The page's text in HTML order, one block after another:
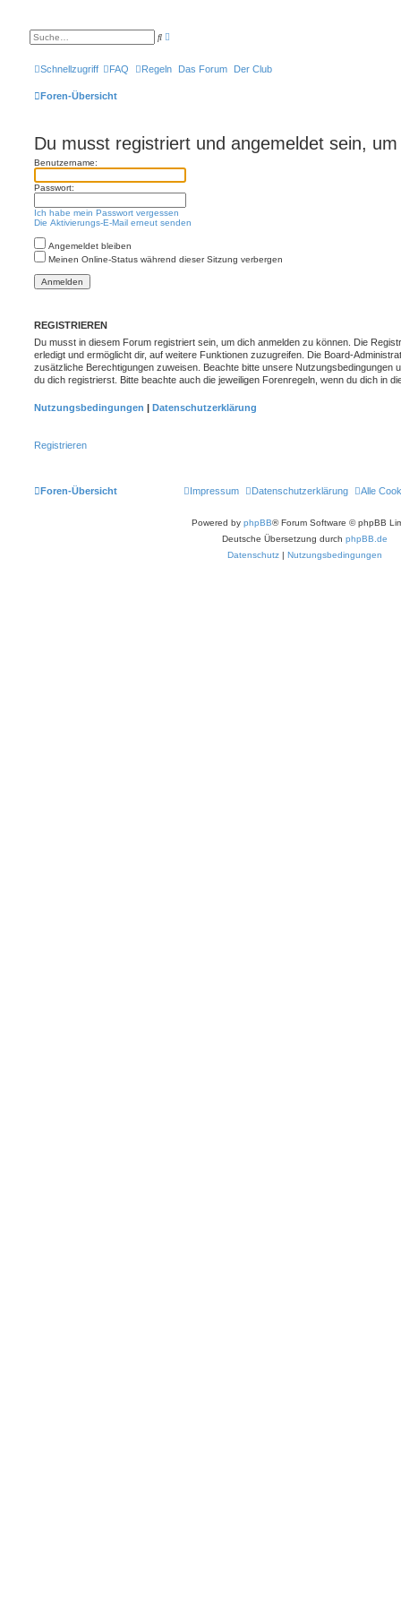
S
h
e i
u
c
e
Schnellzugriff FAQ Regeln Das Forum Der Club
Foren-Übersicht
Du musst registriert und angemeldet sein,
Benutzername:
Passwort:
Ich habe mein Passwort vergessen
Die Aktivierungs-E-Mail erneut senden
Angemeldet bleiben
Meinen Online-Status während dieser Sitzung verbergen
REGISTRIEREN
Du musst in diesem Forum registriert sein, um dich anmelden zu können. Die
erledigt und ermöglicht dir, auf weitere Funktionen zuzugreifen. Die Board-
zusätzliche Berechtigungen zuweisen. Beachte bitte unsere Nutzungsbedingungen
du dich registrierst. Bitte beachte auch die jeweiligen Forenregeln, wenn du dich in
Nutzungsbedingungen | Datenschutzerklärung
Registrieren
Foren-Übersicht Alle
Datenschutzerklärung
Impressum
Powered by phpBB® Forum Software © phpBB
Deutsche Übersetzung durch phpBB.de
Datenschutz | Nutzungsbedingungen